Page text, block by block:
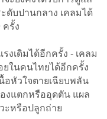
ดับปานกลาง เคลมได้
ครั้ง
งเดิมได้อีกครั้ง - เคลม
ยในคนไทยได้อีกครั้ง
อหัวใจตายเฉียบพลัน
งแตกหรืออุดตัน แผล
ะหรือปลูกถ่าย